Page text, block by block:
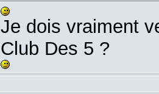
Je dois vraiment
Club Des 5 ?